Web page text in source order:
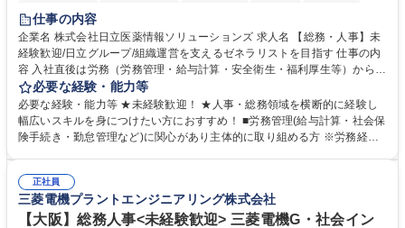
住宅手当あり
育休あり
完全週休2日制 交通費支給 土日祝休み 寮・社宅あり
仕事の内容
企業名 株式会社日立医薬情報ソリューションズ 求人名 【総務・人事】未
経験歓迎/日立グループ/組織運営を支えるゼネラリストを目指す 仕事の内
容 入社直後は労務（労務管理・給与計算・安全衛生・福利厚生等）からお
任せいたします。将来は総務・採用・教育業務へ守備範囲を広げ、組織運
営を支えるゼネラリストをめざせます。 ・初期業務：労働時間管理、給与
計算、社会保険対応、福利厚生管理、安全衛生、健康経営推進等をお任せ
します。ご経験に応じて、休職者管理など、幅広く経験を積んでいただき
幅広く経験を積みたい意欲がある方に最適な環境です。 募集職種 【総
務・人事】未経験歓迎/日立グループ/組織運営を支えるゼネラリストを目
指す
必要な経験・能力等
必要な経験・能力等 ★未経験歓迎！ ★人事・総務領域を横断的に経験し
幅広いスキルを身につけたい方におすすめ！ ■労務管理(給与計算・社会保
険手続き・勤怠管理など)に関心があり主体的に取り組める方 ※労務経験
のご経験 ■労務管理（給与計算・社会保険手続き・勤怠管理など）の経験
■衛生管理者の資格をお持ちの方 学歴・資格 学歴：大学院 大学 高専 短大
専修学校 高校 語学力： 資格：
正社員
三菱電機プラントエンジニアリング株式会社
【大阪】総務人事<未経験歓迎> 三菱電機G・社会イン